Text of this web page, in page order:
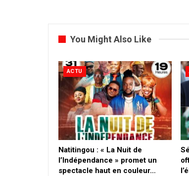
You Might Also Like
ACTU
​Natitingou : « La Nuit de
l’Indépendance » promet un
spectacle haut en couleur…